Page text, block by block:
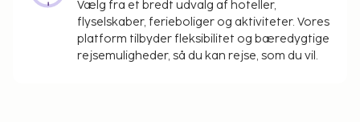
Vælg fra et bredt udvalg af hoteller,
flyselskaber, ferieboliger og aktiviteter. Vores
platform tilbyder fleksibilitet og bæredygtige
rejsemuligheder, så du kan rejse, som du vil.